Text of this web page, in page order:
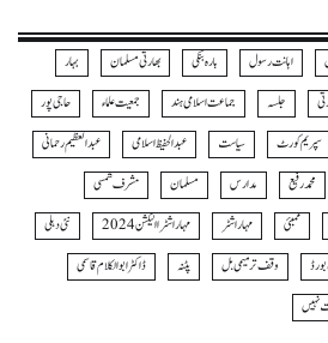
اہانت رسول بارہ بنکی بھارتی مسلمان
بہار
جلسہ جماعت اسلامی ہند جمعیت علماء
حاجی پور
سپریم کورٹ سیاست عبدالحفیظ اسلامی
عبدالعظیم رحمانی
محمد رفیع مدارس مسلمان
مشرف شمسی
ممبئی مہاراشٹر مہاراشٹرا الیکشن 2024
نئی دہلی
وقف ترمیمی بل پٹنہ
ڈاکٹر ابوالکلام قاسمی
نہیں